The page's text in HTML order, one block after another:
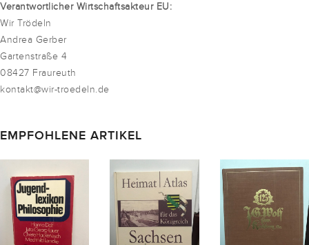
Verantwortlicher Wirtschaftsakteur EU:
Wir Trödeln
Andrea Gerber
Gartenstraße 4
08427 Fraureuth
kontakt@wir-troedeln.de
EMPFOHLENE ARTIKEL